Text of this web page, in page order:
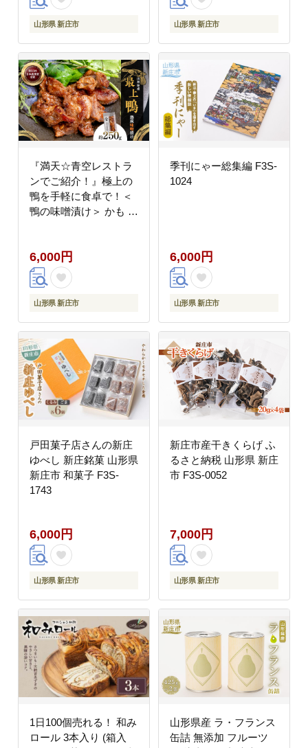
山形県 新庄市 山形県 新庄市
『満天☆青空レストラ
ンでご紹介！』極上の
鴨を手軽に食卓で！＜
鴨の味噌漬け＞ かも カ
6,000円
山形県 新庄市
季刊にゃー総集編 F3S-
1024
6,000円
山形県 新庄市
戸田菓子店さんの新庄
ゆべし 新庄銘菓 山形県
新庄市 和菓子 F3S-
1743
6,000円
山形県 新庄市
新庄市産干きくらげ ふ
るさと納税 山形県 新庄
市 F3S-0052
7,000円
山形県 新庄市
1日100個売れる！ 和み
ロール 3本入り (箱入
山形県産 ラ・フランス
缶詰 無添加 フルーツ